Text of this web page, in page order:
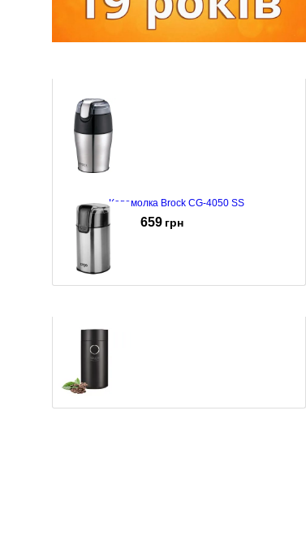
Кавомолка Brock CG-4050 SS
659 грн